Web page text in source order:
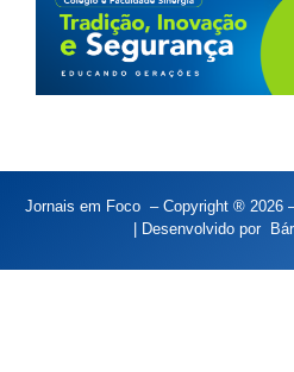
Jornais em Foco – Copyright ® 2026
| Desenvolvido por